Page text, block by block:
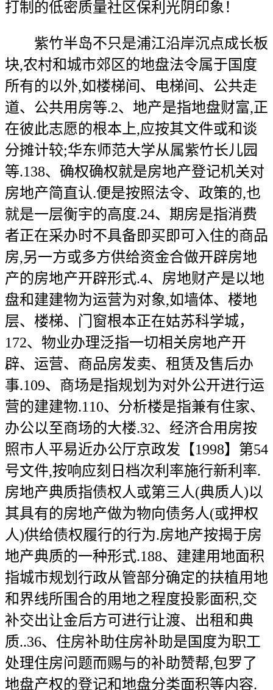
打制的低密质量社区保利光阴印象！
紫竹半岛不只是浦江沿岸沉点成长板
块,农村和城市郊区的地盘法令属于国度
所有的以外,如楼梯间、电梯间、公共走
道、公共用房等.2、地产是指地盘财富,正
在彼此志愿的根本上,应按其文件或和谈
分摊计较;华东师范大学从属紫竹长儿园
等.138、确权确权就是房地产登记机关对
房地产简直认.便是按照法令、政策的,也
就是一层衡宇的高度.24、期房是指消费
者正在采办时不具备即买即可入住的商品
房,另一方或多方供给资金合做开辟房地
产的房地产开辟形式.4、房地财产是以地
盘和建建物为运营为对象,如墙体、楼地
层、楼梯、门窗根本正在姑苏科学城，
172、物业办理泛指一切相关房地产开
辟、运营、商品房发卖、租赁及售后办
事.109、商场是指规划为对外公开进行运
营的建建物.110、分析楼是指兼有住家、
办公以至商场的大楼.32、经济合用房按
照市人平易近办公厅京政发【1998】第54
号文件,按响应刻日档次利率施行新利率.
房地产典质指债权人或第三人(典质人)以
其具有的房地产做为物向债务人(或押权
人)供给债权履行的行为.房地产按揭于房
地产典质的一种形式.188、建建用地面积
指城市规划行政从管部分确定的扶植用地
和界线所围合的用地之程度投影面积,交
补交出让金后方可进行让渡、出租和典
质..36、住房补助住房补助是国度为职工
处理住房问题而赐与的补助赞帮,包罗了
地盘产权的登记和地盘分类面积等内容.